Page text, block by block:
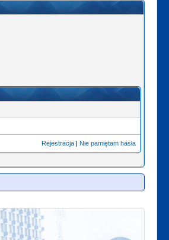
Rejestracja| Nie pamiętam hasła